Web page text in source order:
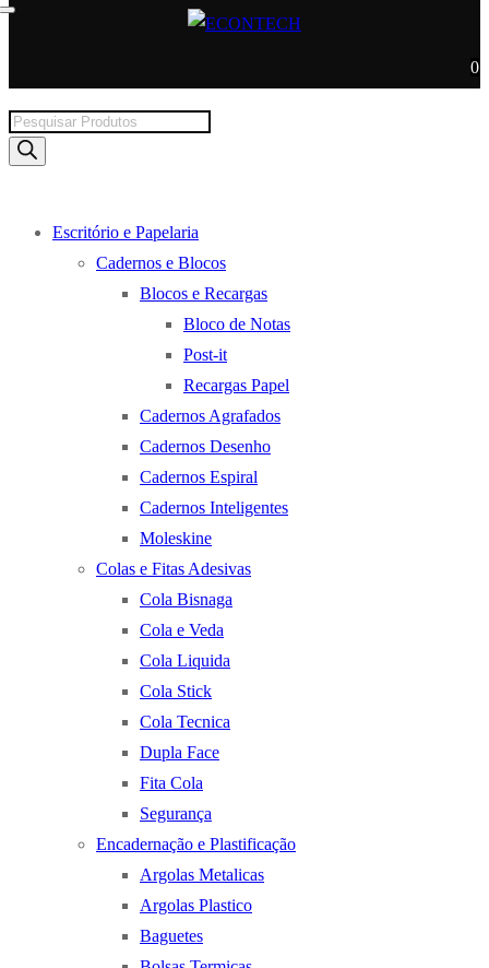
0
Products
search
Escritório e Papelaria
Cadernos e Blocos
Blocos e Recargas
Bloco de Notas
Post-it
Recargas Papel
Cadernos Agrafados
Cadernos Desenho
Cadernos Espiral
Cadernos Inteligentes
Moleskine
Colas e Fitas Adesivas
Cola Bisnaga
Cola e Veda
Cola Liquida
Cola Stick
Cola Tecnica
Dupla Face
Fita Cola
Segurança
Encadernação e Plastificação
Argolas Metalicas
Argolas Plastico
Baguetes